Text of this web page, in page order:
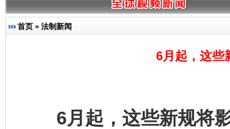
首页 » 法制新闻
6月起，这些
6月起，这些新规将影